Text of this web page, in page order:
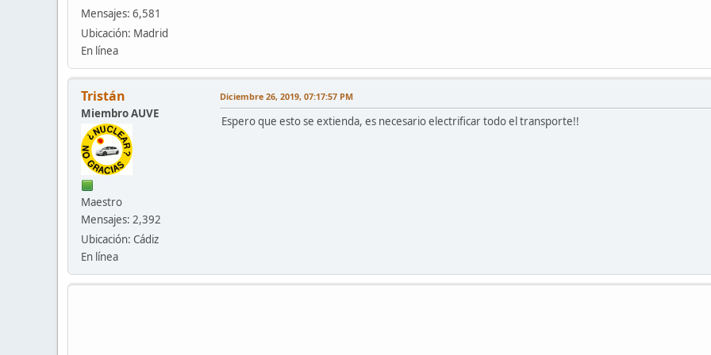
Mensajes: 6,581
Ubicación: Madrid
En línea
Tristán
Miembro AUVE
Maestro
Mensajes: 2,392
Ubicación: Cádiz
En línea
Diciembre 26, 2019, 07:17:57 PM
Espero que esto se extienda, es necesario electrificar todo el transporte!!